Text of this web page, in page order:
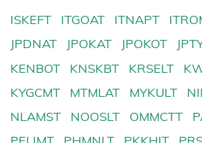
ISKEFT
ITGOAT ITNAPT
JPDNAT
JPOKAT JPOKOT
KENBOT
KNSKBT KRSELT
KYGCMT
MTMLAT MYKULT
NLAMST
NOOSLT OMMCTT